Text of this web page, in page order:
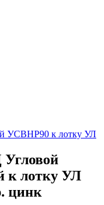
УСВНР90 к лотку УЛ
к лотку УЛ
цинк